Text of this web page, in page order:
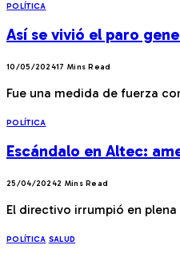
POLÍTICA
Así se vivió el paro
10/05/202417 Mins Read
Fue una medida de fuerza
POLÍTICA
Escándalo en Altec:
25/04/20242 Mins Read
El directivo irrumpió en
POLÍTICA SALUD